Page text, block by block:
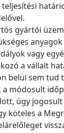
teljesítési
gyártói
vagy
a vállalt
belül sem tud
a módosult
úgy jogosult
köteles a